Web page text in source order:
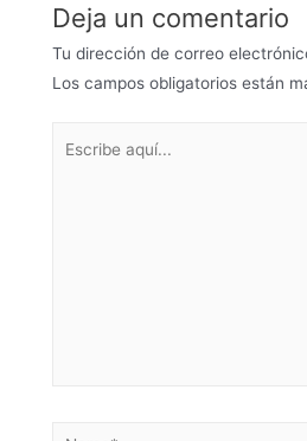
Deja un comentario
Tu dirección de correo
Los campos obligatorios están